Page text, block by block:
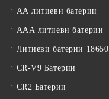
АА литиеви батерии
ААА литиеви батерии
Литиеви батерии 18650
CR-V9 Батерии
CR2 Батерии